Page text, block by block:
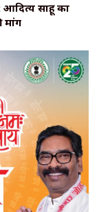
आदित्य साहू का
मांग